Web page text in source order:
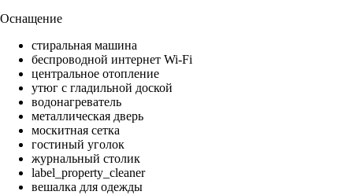
Оснащение
стиральная машина
беспроводной интернет Wi-Fi
центральное отопление
утюг с гладильной доской
водонагреватель
металлическая дверь
москитная сетка
гостиный уголок
журнальный столик
label_property_cleaner
вешалка для одежды